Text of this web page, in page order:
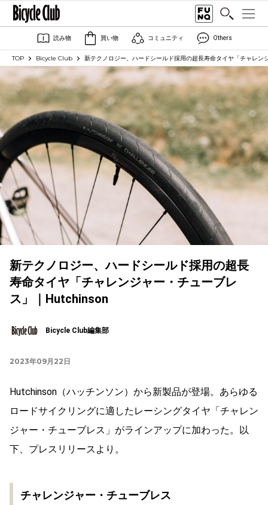
読み物 買い物 コミュニティ Others
TOP Bicycle Club 新テクノロジー、ハードシールド採用の超長寿命タイヤ「チャレ
新テクノロジー、ハードシールド採用の超長
寿命タイヤ「チャレンジャー・チューブレ
ス」｜Hutchinson
Bicycle Club編集部
2023年09月22日
Hutchinson（ハッチンソン）から新製品が登場。あらゆる
ロードサイクリングに適したレーシングタイヤ「チャレン
ジャー・チューブレス」がラインアップに加わった。以
下、プレスリリースより。
チャレンジャー・チューブレス